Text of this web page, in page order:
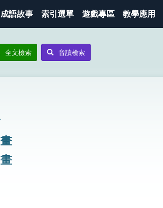
成語故事 索引選單 遊戲專區 教學應用
全文檢索 音讀檢索
畫
畫